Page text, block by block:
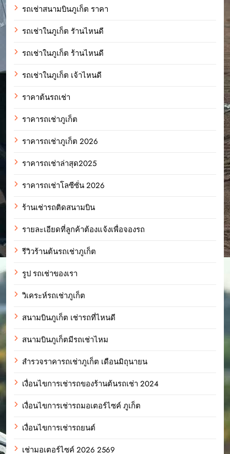
รถเช่าสนามบินภูเก็ต ราคา
รถเช่าในภูเก็ต รัานไหนดี
รถเช่าในภูเก็ต ร้านไหนดี
รถเช่าในภูเก็ต เจ้าไหนดี
ราคาต้นรถเช่า
ราคารถเช่าภูเก็ต
ราคารถเช่าภูเก็ต 2026
ราคารถเช่าล่าสุด2025
ราคารถเช่าโลซีซั่น 2026
ร้านเช่ารถติดสนามบิน
รายละเอียดที่ลูกค้าต้องแจ้งเพื่อจองรถ
รีวิวร้านต้นรถเช่าภูเก็ต
รูป รถเช่าของเรา
วิเคระห์รถเช่าภูเก็ต
สนามบินภูเก็ต เช่ารถที่ไหนดี
สนามบินภูเก็ตมีรถเช่าไหม
สำรวจราคารถเช่าภูเก็ต เดือนมิถุนายน
เงื่อนไขการเช่ารถของร้านต้นรถเช่า 2024
เงื่อนไขการเช่ารถมอเตอร์ไซค์ ภูเก็ต
เงื่อนไขการเช่ารถยนต์
เช่ามอเตอร์ไซค์ 2026 2569